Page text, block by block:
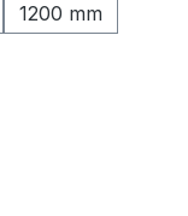
1200 mm